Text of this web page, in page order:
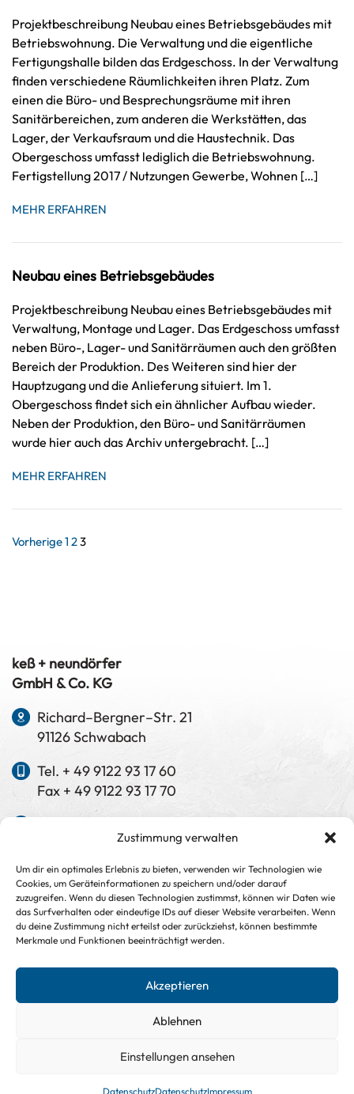
Zustimmung verwalten
Um dir ein optimales Erlebnis zu bieten, verwenden wir Technologien wie
Cookies, um Geräteinformationen zu speichern und/oder darauf
zuzugreifen. Wenn du diesen Technologien zustimmst, können wir Daten wie
das Surfverhalten oder eindeutige IDs auf dieser Website verarbeiten. Wenn
du deine Zustimmung nicht erteilst oder zurückziehst, können bestimmte
Merkmale und Funktionen beeinträchtigt werden.
Akzeptieren
Ablehnen
Einstellungen ansehen
DatenschutzDatenschutzImpressum
Projektbeschreibung Neubau eines Betriebsgebäudes mit
Betriebswohnung. Die Verwaltung und die eigentliche
Fertigungshalle bilden das Erdgeschoss. In der Verwaltung
finden verschiedene Räumlichkeiten ihren Platz. Zum
einen die Büro- und Besprechungsräume mit ihren
Sanitärbereichen, zum anderen die Werkstätten, das
Lager, der Verkaufsraum und die Haustechnik. Das
Obergeschoss umfasst lediglich die Betriebswohnung.
Fertigstellung 2017 / Nutzungen Gewerbe, Wohnen […]
MEHR ERFAHREN
Neubau eines Betriebsgebäudes
Projektbeschreibung Neubau eines Betriebsgebäudes mit
Verwaltung, Montage und Lager. Das Erdgeschoss umfasst
neben Büro-, Lager- und Sanitärräumen auch den größten
Bereich der Produktion. Des Weiteren sind hier der
Hauptzugang und die Anlieferung situiert. Im 1.
Obergeschoss findet sich ein ähnlicher Aufbau wieder.
Neben der Produktion, den Büro- und Sanitärräumen
wurde hier auch das Archiv untergebracht. […]
MEHR ERFAHREN
Seitennummerierung
Vorherige1 23
keß + neundörfer
GmbH & Co. KG
Richard–Bergner–Str. 21
91126 Schwabach
Tel. + 49 9122 93 17 60
Fax + 49 9122 93 17 70
www.kess-neundoerfer.de
Manuela Keß
Dipl.-Ing. (FH)
Bauingenieurwesen
Dipl.-Ing. (FH) Architekt